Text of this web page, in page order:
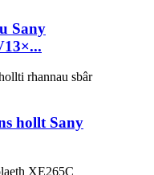
Sany
hollt Sany